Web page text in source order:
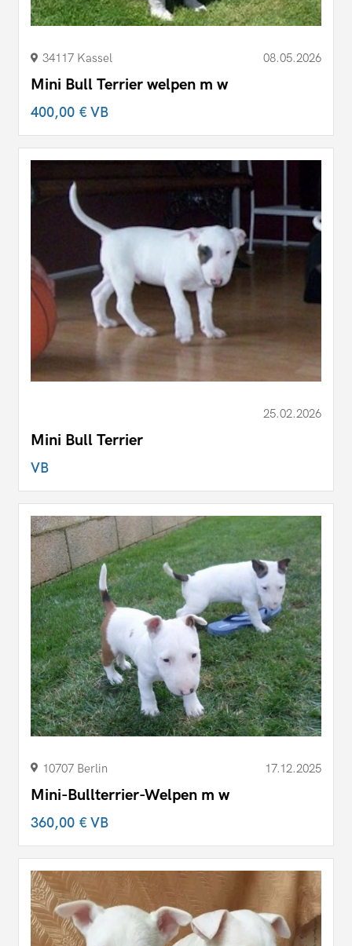
34117 Kassel 08.05.2026
Mini Bull Terrier welpen m w
400,00 €VB
25.02.2026
Mini Bull Terrier
VB
10707 Berlin 17.12.2025
Mini-Bullterrier-Welpen m w
360,00 €VB